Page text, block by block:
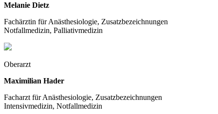
Melanie Dietz
Fachärztin für Anästhesiologie, Zusatzbezeichnungen
Notfallmedizin, Palliativmedizin
Oberarzt
Maximilian Hader
Facharzt für Anästhesiologie, Zusatzbezeichnungen
Intensivmedizin, Notfallmedizin